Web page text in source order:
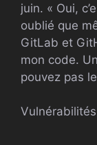
juin. « Oui,
oublié que
GitLab et
mon code.
pouvez pas